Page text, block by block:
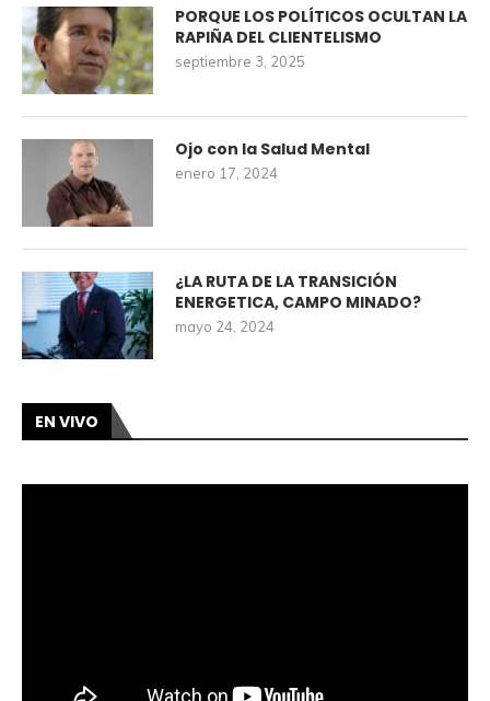
PORQUE LOS POLÍTICOS OCULTAN LA
RAPIÑA DEL CLIENTELISMO
septiembre 3, 2025
Ojo con la Salud Mental
enero 17, 2024
¿LA RUTA DE LA TRANSICIÓN
ENERGETICA, CAMPO MINADO?
mayo 24, 2024
EN VIVO